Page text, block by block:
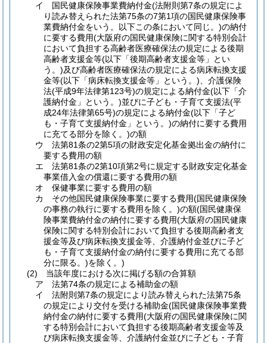
イ
国民健康保険事業費納付金(法附則第7条の規定によ
り読み替えられた法第75条の7第1項の国民健康保険事
業費納付金をいう。以下この条において同じ。)の納付
に要する費用(大阪府の国民健康保険に関する特別会計
において負担する高齢者医療確保法の規定による後期
高齢者支援金等(以下「後期高齢者支援金等」とい
う。)及び高齢者医療確保法の規定による病床転換支援
金等(以下「病床転換支援金等」という。) 、介護保険
法(平成9年法律第123号)の規定による納付金(以下「介
護納付金」という。)並びに子ども・子育て支援法(平
成24年法律第65号)の規定による納付金(以下「子ど
も・子育て支援納付金」という。)の納付に要する費用
に充てる部分を除く。)の額
ウ
法第81条の2第5項の財政安定化基金拠出金の納付に
要する費用の額
エ
法第81条の2第10項第2号に規定する財政安定化基金
事業借入金の償還に要する費用の額
オ
保健事業に要する費用の額
カ
その他国民健康保険事業に要する費用(国民健康保険
の事務の執行に要する費用を除く。)の額(国民健康保
険事業費納付金の納付に要する費用(大阪府の国民健康
保険に関する特別会計において負担する後期高齢者支
援金等及び病床転換支援金等、介護納付金並びに子ど
も・子育て支援納付金の納付に要する費用に充てる部
分に限る。)を除く。)
(2)
当該年度における次に掲げる額の合算額
ア
法第74条の規定による補助金の額
イ
法附則第7条の規定により読み替えられた法第75条
の規定により交付を受ける補助金(国民健康保険事業費
納付金の納付に要する費用(大阪府の国民健康保険に関
する特別会計において負担する後期高齢者支援金等及
び病床転換支援金等、介護納付金並びに子ども・子育